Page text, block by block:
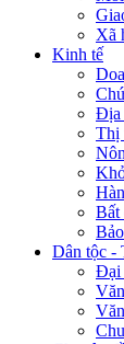
Xã
Kinh tế
Địa
Thị
Bất
Dân tộc -
Đại